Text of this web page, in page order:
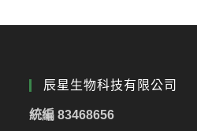
辰星生物科技有限公司
統編 83468656